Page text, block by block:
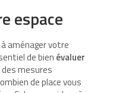
espace
aménager votre
de bien évaluer
des mesures
de place vous